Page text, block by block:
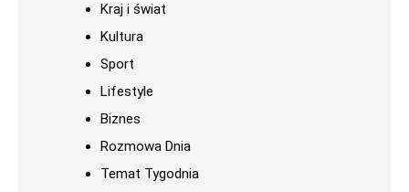
Kraj i świat
Kultura
Sport
Lifestyle
Biznes
Rozmowa Dnia
Temat Tygodnia